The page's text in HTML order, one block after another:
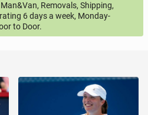
Removals, Shipping,
6 days a week, Monday-
to Door.